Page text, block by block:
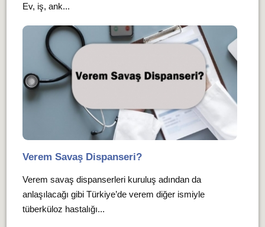
Ev, iş, ank...
Verem Savaş Dispanseri?
Verem savaş dispanserleri kuruluş adından da
anlaşılacağı gibi Türkiye’de verem diğer ismiyle
tüberküloz hastalığı...